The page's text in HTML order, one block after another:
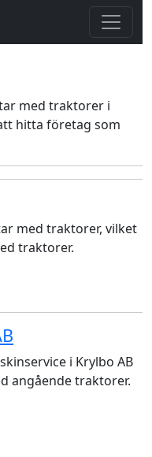
med traktorer i
hitta företag som
med traktorer, vilket
traktorer.
i Krylbo AB
angående traktorer.